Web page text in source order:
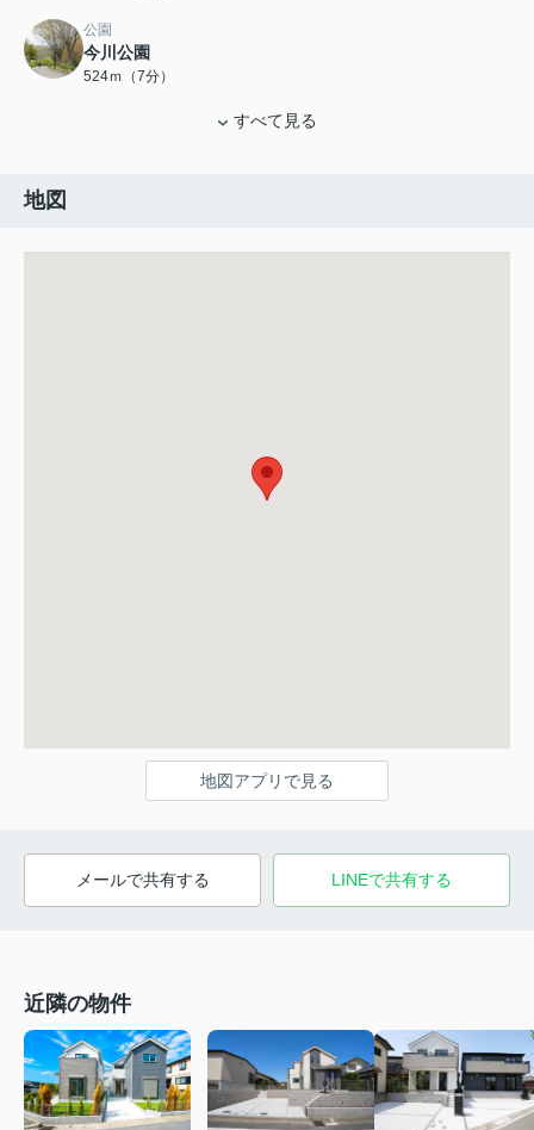
公園
今川公園
524ｍ（7分）
すべて見る
地図
地図アプリで見る
メールで共有する LINEで共有する
近隣の物件